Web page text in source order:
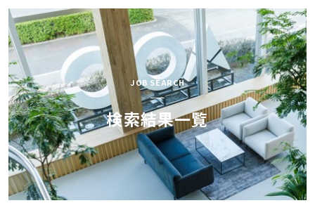
お仕事検索
AOCが
選ばれる理由
お仕事開始の流れ
スペシャル
コンテンツ
AOC BLOG 会社紹介
JOB SEARCH
検索結果一覧